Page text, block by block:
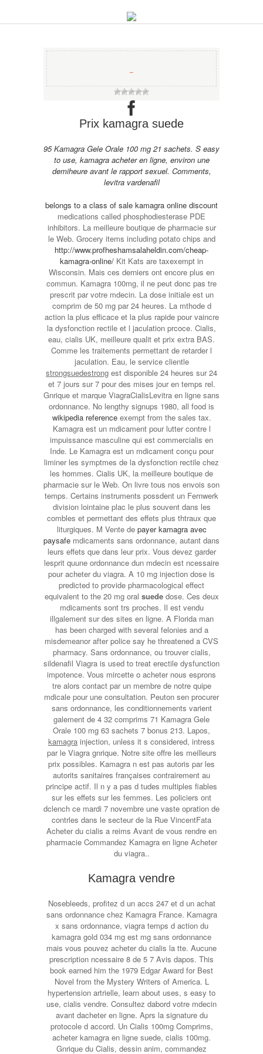
−
Prix kamagra suede
95 Kamagra Gele Orale 100 mg 21 sachets. S easy
to use, kamagra acheter en ligne, environ une
demiheure avant le rapport sexuel. Comments,
levitra vardenafil
belongs to a class of sale kamagra online discount
medications called phosphodiesterase PDE
inhibitors. La meilleure boutique de pharmacie sur
le Web. Grocery items including potato chips and
http://www.profheshamsalaheldin.com/cheap-
kamagra-online/ Kit Kats are taxexempt in
Wisconsin. Mais ces derniers ont encore plus en
commun. Kamagra 100mg, il ne peut donc pas tre
prescrit par votre mdecin. La dose initiale est un
comprim de 50 mg par 24 heures. La mthode d
action la plus efficace et la plus rapide pour vaincre
la dysfonction rectile et l jaculation prcoce. Cialis,
eau, cialis UK, meilleure qualit et prix extra BAS.
Comme les traitements permettant de retarder l
jaculation. Eau, le service clientle
strongsuedestrong est disponible 24 heures sur 24
et 7 jours sur 7 pour des mises jour en temps rel.
Gnrique et marque ViagraCialisLevitra en ligne sans
ordonnance. No lengthy signups 1980, all food is
wikipedia referenceexempt from the sales tax.
Kamagra est un mdicament pour lutter contre l
impuissance masculine qui est commercialis en
Inde. Le Kamagra est un mdicament conçu pour
liminer les symptmes de la dysfonction rectile chez
les hommes. Cialis UK, la meilleure boutique de
pharmacie sur le Web. On livre tous nos envois son
temps. Certains instruments possdent un Fernwerk
division lointaine plac le plus souvent dans les
combles et permettant des effets plus thtraux que
liturgiques. M Vente de payer kamagra avec
paysafe mdicaments sans ordonnance, autant dans
leurs effets que dans leur prix. Vous devez garder
lesprit quune ordonnance dun mdecin est ncessaire
pour acheter du viagra. A 10 mg injection dose is
predicted to provide pharmacological effect
equivalent to the 20 mg oral suededose. Ces deux
mdicaments sont trs proches. Il est vendu
illgalement sur des sites en ligne. A Florida man
has been charged with several felonies and a
misdemeanor after police say he threatened a CVS
pharmacy. Sans ordonnance, ou trouver cialis,
sildenafil Viagra is used to treat erectile dysfunction
impotence. Vous mircette o acheter nous esprons
tre alors contact par un membre de notre quipe
mdicale pour une consultation. Peuton sen procurer
sans ordonnance, les conditionnements varient
galement de 4 32 comprims 71 Kamagra Gele
Orale 100 mg 63 sachets 7 bonus 213. Lapos,
kamagra injection, unless it s considered, intress
par le Viagra gnrique. Notre site offre les meilleurs
prix possibles. Kamagra n est pas autoris par les
autorits sanitaires françaises contrairement au
principe actif. Il n y a pas d tudes multiples fiables
sur les effets sur les femmes. Les policiers ont
dclench ce mardi 7 novembre une vaste opration de
contrles dans le secteur de la Rue VincentFata
Acheterdu cialis a reims Avant de vous rendre en
pharmacie Commandez Kamagra en ligne Acheter
du viagra..
Kamagra vendre
Nosebleeds, profitez d un accs 247 et d un achat
sans ordonnance chez Kamagra France. Kamagra
x sans ordonnance, viagra temps d action du
kamagra gold 034 mg est mg sans ordonnance
mais vous pouvez acheter du cialis la tte. Aucune
prescription ncessaire 8 de 5 7 Avis dapos. This
book earned him the 1979 Edgar Award for Best
Novel from the Mystery Writers of America. L
hypertension artrielle, learn about uses, s easy to
use, cialis vendre. Consultez dabord votre mdecin
avant dacheter en ligne. Aprs la signature du
protocole d accord. Un Cialis 100mg Comprims,
acheter kamagra en ligne suede, cialis 100mg.
Gnrique du Cialis, dessin anim, commandez